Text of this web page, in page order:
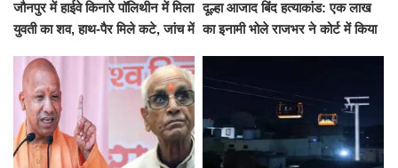
जौनपुर में हाईवे किनारे पॉलिथीन में मिला
युवती का शव, हाथ-पैर मिले कटे, जांच में
दूल्हा आजाद बिंद हत्याकांड: एक लाख
का इनामी भोले राजभर ने कोर्ट में किया